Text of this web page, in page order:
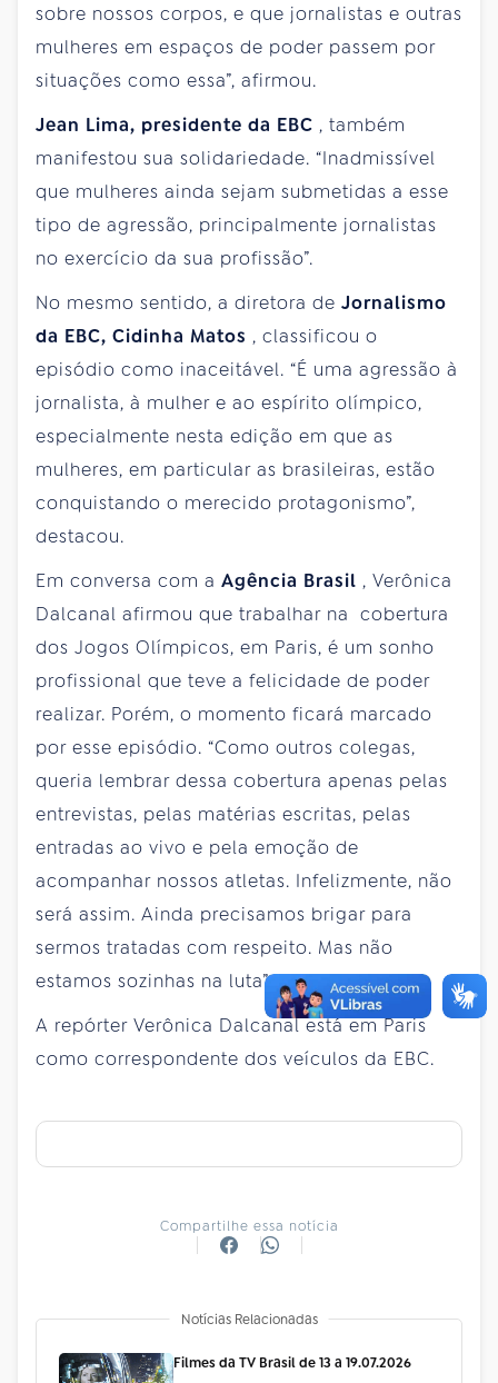
sobre nossos corpos, e que jornalistas e outras
mulheres em espaços de poder passem por
situações como essa”, afirmou.
Jean Lima, presidente da EBC , também
manifestou sua solidariedade. “Inadmissível
que mulheres ainda sejam submetidas a esse
tipo de agressão, principalmente jornalistas
no exercício da sua profissão”.
No mesmo sentido, a diretora de Jornalismo
da EBC, Cidinha Matos , classificou o
episódio como inaceitável. “É uma agressão à
jornalista, à mulher e ao espírito olímpico,
especialmente nesta edição em que as
mulheres, em particular as brasileiras, estão
conquistando o merecido protagonismo”,
destacou.
Em conversa com a Agência Brasil , Verônica
Dalcanal afirmou que trabalhar na cobertura
dos Jogos Olímpicos, em Paris, é um sonho
profissional que teve a felicidade de poder
realizar. Porém, o momento ficará marcado
por esse episódio. “Como outros colegas,
queria lembrar dessa cobertura apenas pelas
entrevistas, pelas matérias escritas, pelas
entradas ao vivo e pela emoção de
acompanhar nossos atletas. Infelizmente, não
será assim. Ainda precisamos brigar para
sermos tratadas com respeito. Mas não
estamos sozinhas na luta”, declarou.
A repórter Verônica Dalcanal está em Paris
como correspondente dos veículos da EBC.
Compartilhe essa notícia
Notícias Relacionadas
Filmes da TV Brasil de 13 a 19.07.2026